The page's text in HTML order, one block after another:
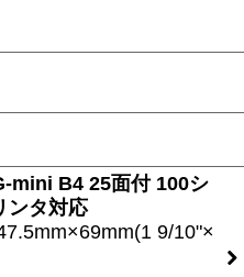
mini B4 25面付 100シ
ンタ対応
9/10"×